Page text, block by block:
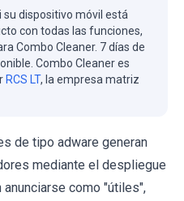
dispositivo móvil está
con todas las funciones,
Combo Cleaner. 7 días de
Combo Cleaner es
RCS LT, la empresa matriz
de tipo adware generan
mediante el despliegue
como "útiles",